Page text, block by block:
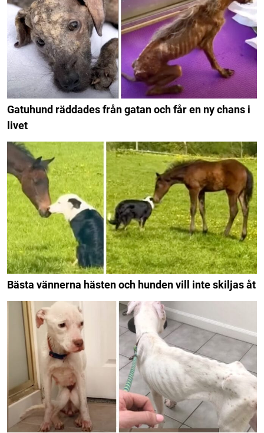
Gatuhund räddades från gatan och får en ny chans i
livet
Bästa vännerna hästen och hunden vill inte skiljas åt